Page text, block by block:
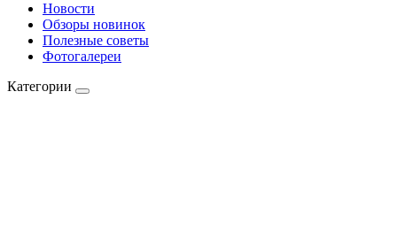
Новости
Обзоры новинок
Полезные советы
Фотогалереи
Категории